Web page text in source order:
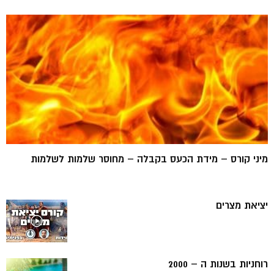
מיני קורס – מידת הכעס בקבלה – מחוסר שלמות לשלמות
יציאת מצרים
רוחניות בשנות ה – 2000